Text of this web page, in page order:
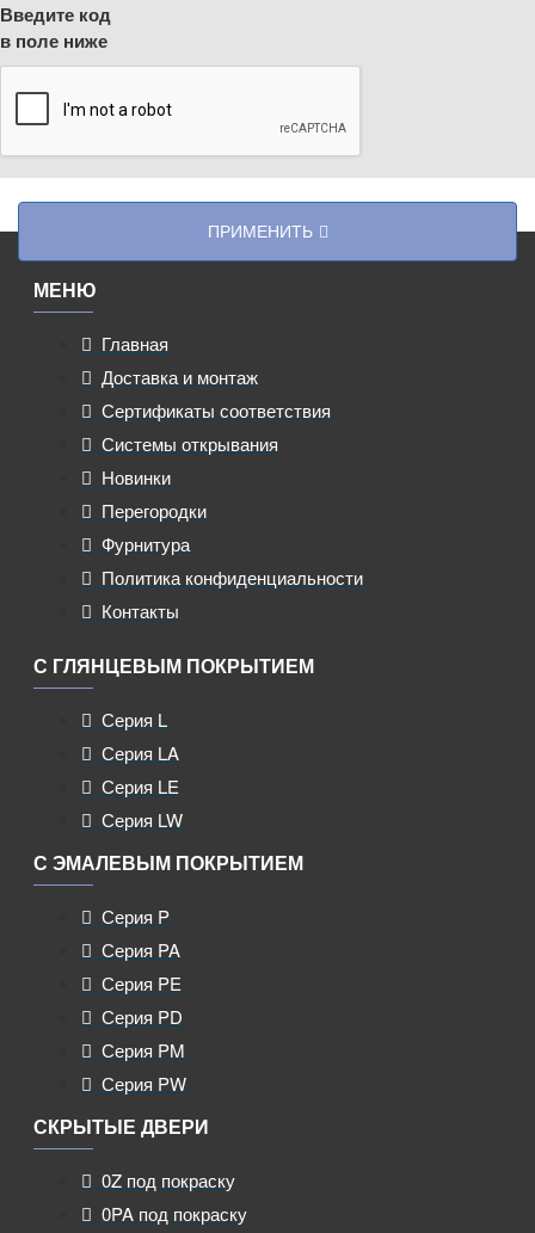
Введите код
в поле ниже
ПРИМЕНИТЬ
МЕНЮ
Главная
Доставка и монтаж
Сертификаты соответствия
Системы открывания
Новинки
Перегородки
Фурнитура
Политика конфиденциальности
Контакты
С ГЛЯНЦЕВЫМ ПОКРЫТИЕМ
Серия L
Серия LA
Серия LE
Серия LW
С ЭМАЛЕВЫМ ПОКРЫТИЕМ
Серия P
Серия PA
Серия PE
Серия PD
Серия PM
Серия PW
СКРЫТЫЕ ДВЕРИ
0Z под покраску
0PA под покраску